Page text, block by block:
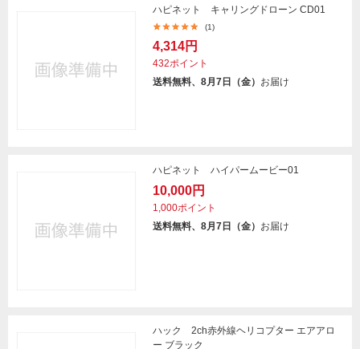
ハピネット キャリングドローン CD01
(1)
4,314円
432ポイント
送料無料、8月7日（金） お届け
ハピネット ハイパームービー01
10,000円
1,000ポイント
送料無料、8月7日（金） お届け
ハック 2ch赤外線ヘリコプター エアアロ
ー ブラック